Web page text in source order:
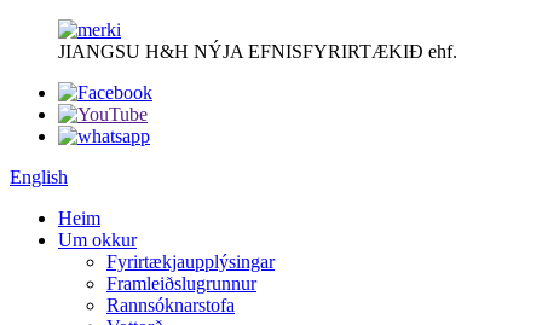
JIANGSU H&H NÝJA EFNISFYRIRTÆKIÐ ehf.
English
Heim
Um okkur
Fyrirtækjaupplýsingar
Framleiðslugrunnur
Rannsóknarstofa